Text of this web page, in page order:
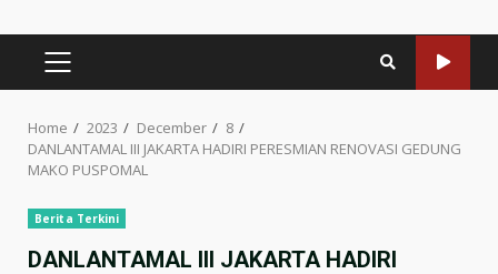
PRIMARY
Home 2023 December
8
DANLANTAMAL III JAKARTA HADIRI PERESMIAN RENOVASI GEDUNG
MAKO PUSPOMAL
Berita Terkini
DANLANTAMAL III JAKARTA HADIRI